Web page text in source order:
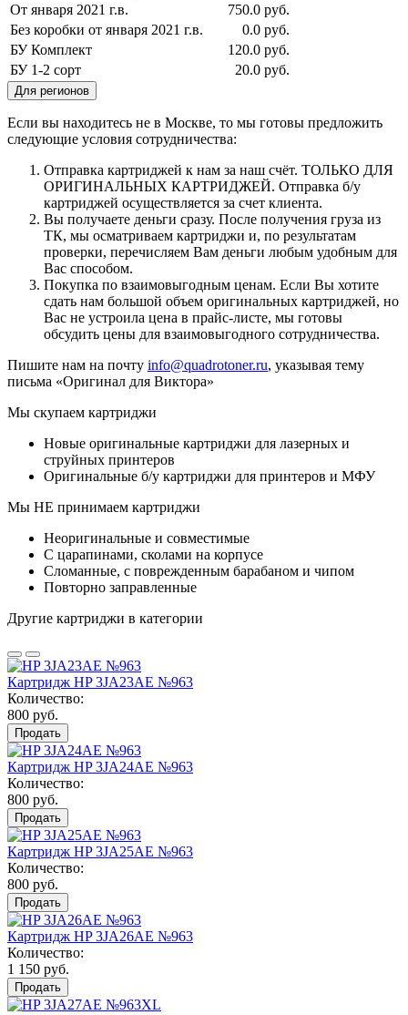
От января 2021 г.в.
750.0 руб.
Без коробки от января 2021 г.в.
0.0 руб.
БУ Комплект
120.0 руб.
БУ 1-2 сорт
20.0 руб.
Для регионов
Если вы находитесь не в Москве, то мы готовы предложить
следующие условия сотрудничества:
Отправка картриджей к нам за наш счёт. ТОЛЬКО ДЛЯ
ОРИГИНАЛЬНЫХ КАРТРИДЖЕЙ. Отправка б/у
картриджей осуществляется за счет клиента.
Вы получаете деньги сразу. После получения груза из
ТК, мы осматриваем картриджи и, по результатам
проверки, перечисляем Вам деньги любым удобным для
Вас способом.
Покупка по взаимовыгодным ценам. Если Вы хотите
сдать нам большой объем оригинальных картриджей, но
Вас не устроила цена в прайс-листе, мы готовы
обсудить цены для взаимовыгодного сотрудничества.
Пишите нам на почту info@quadrotoner.ru, указывая тему
письма «Оригинал для Виктора»
Мы скупаем картриджи
Новые оригинальные картриджи для лазерных и
струйных принтеров
Оригинальные б/у картриджи для принтеров и МФУ
Мы НЕ принимаем картриджи
Неоригинальные и совместимые
С царапинами, сколами на корпусе
Сломанные, с поврежденным барабаном и чипом
Повторно заправленные
Другие картриджи в категории
Картридж HP 3JA23AE №963
Количество:
800 руб.
Продать
Картридж HP 3JA24AE №963
Количество:
800 руб.
Продать
Картридж HP 3JA25AE №963
Количество:
800 руб.
Продать
Картридж HP 3JA26AE №963
Количество:
1 150 руб.
Продать